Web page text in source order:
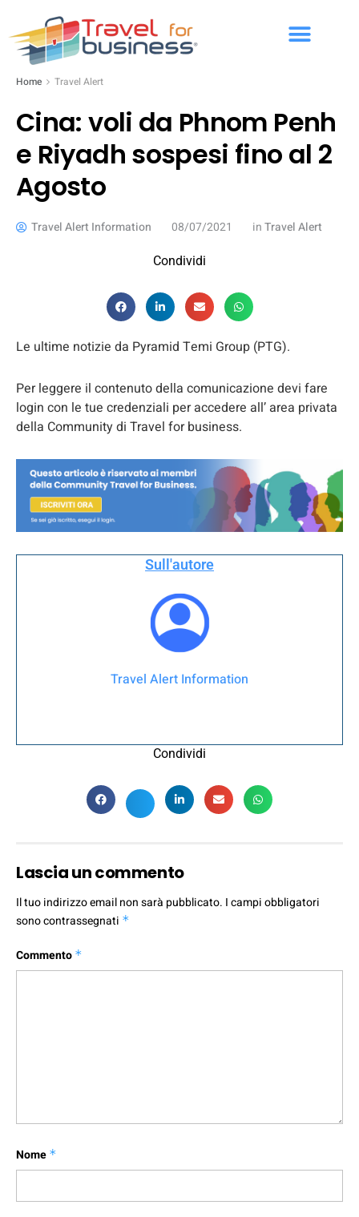
Home Travel Alert
Cina: voli da Phnom Penh
e Riyadh sospesi fino al 2
Agosto
Travel Alert Information 08/07/2021 inTravel Alert
Condividi
Le ultime notizie da Pyramid Temi Group (PTG).
Per leggere il contenuto della comunicazione devi fare
login con le tue credenziali per accedere all’ area privata
della Community di Travel for business.
Sull'autore
Travel Alert Information
Condividi
Lascia un commento
Il tuo indirizzo email non sarà pubblicato. I campi obbligatori
sono contrassegnati *
Commento *
Nome *